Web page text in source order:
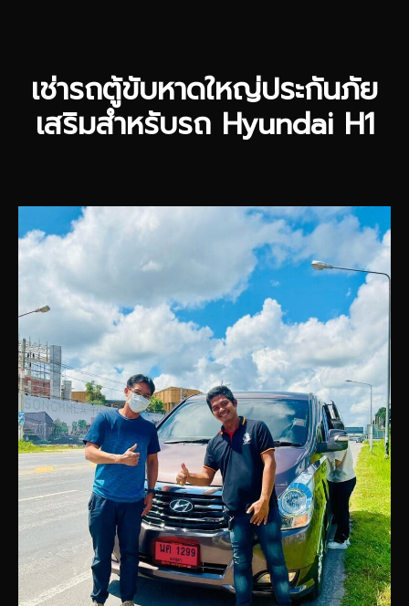
เช่ารถตู้ขับหาดใหญ่ประกันภัย
เสริมสำหรับรถ Hyundai H1